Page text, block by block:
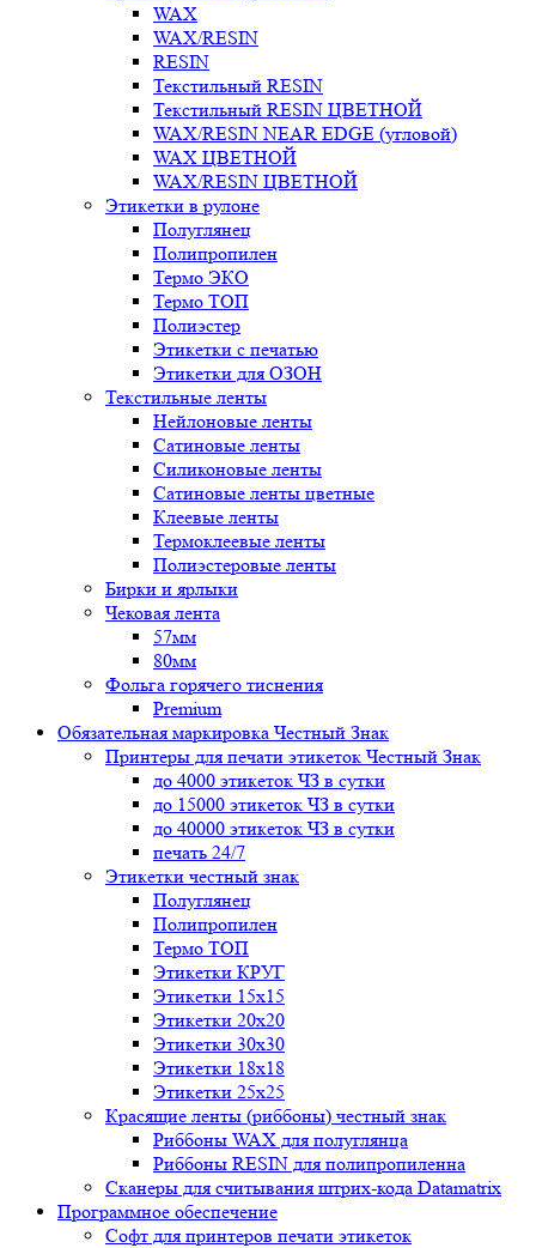
WAX
WAX/RESIN
RESIN
Текстильный RESIN
Текстильный RESIN ЦВЕТНОЙ
WAX/RESIN NEAR EDGE (угловой)
WAX ЦВЕТНОЙ
WAX/RESIN ЦВЕТНОЙ
Этикетки в рулоне
Полуглянец
Полипропилен
Термо ЭКО
Термо ТОП
Полиэстер
Этикетки с печатью
Этикетки для ОЗОН
Текстильные ленты
Нейлоновые ленты
Сатиновые ленты
Силиконовые ленты
Сатиновые ленты цветные
Клеевые ленты
Термоклеевые ленты
Полиэстеровые ленты
Бирки и ярлыки
Чековая лента
57мм
80мм
Фольга горячего тиснения
Premium
Обязательная маркировка Честный Знак
Принтеры для печати этикеток Честный Знак
до 4000 этикеток ЧЗ в сутки
до 15000 этикеток ЧЗ в сутки
до 40000 этикеток ЧЗ в сутки
печать 24/7
Этикетки честный знак
Полуглянец
Полипропилен
Термо ТОП
Этикетки КРУГ
Этикетки 15х15
Этикетки 20х20
Этикетки 30х30
Этикетки 18х18
Этикетки 25х25
Красящие ленты (риббоны) честный знак
Риббоны WAX для полуглянца
Риббоны RESIN для полипропиленна
Сканеры для считывания штрих-кода Datamatrix
Программное обеспечение
Софт для принтеров печати этикеток